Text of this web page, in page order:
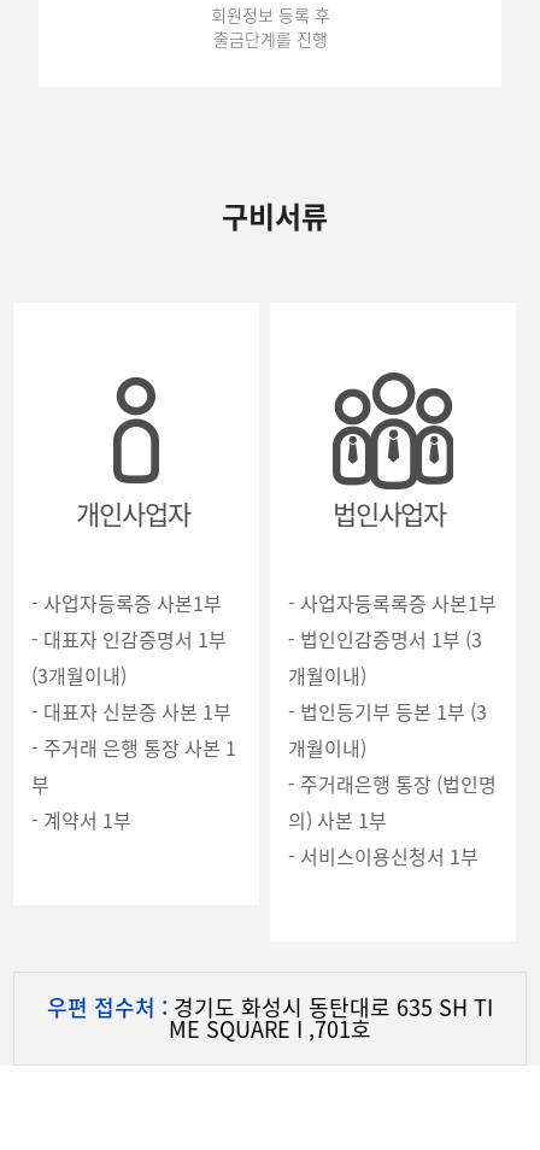
회원정보 등록 후
출금단계를 진행
구비서류
개인사업자
- 사업자등록증 사본1부
- 대표자 인감증명서 1부
(3개월이내)
- 대표자 신분증 사본 1부
- 주거래 은행 통장 사본 1
부
- 계약서 1부
법인사업자
- 사업자등록록증 사본1부
- 법인인감증명서 1부 (3
개월이내)
- 법인등기부 등본 1부 (3
개월이내)
- 주거래은행 통장 (법인명
의) 사본 1부
- 서비스이용신청서 1부
우편 접수처 : 경기도 화성시 동탄대로 635 SH TI
ME SQUARE I ,701호